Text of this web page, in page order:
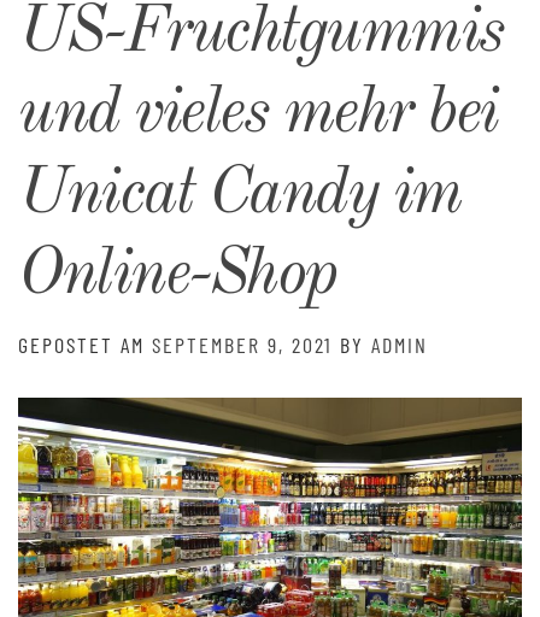
US-Fruchtgummis
und vieles mehr bei
Unicat Candy im
Online-Shop
GEPOSTET AM SEPTEMBER 9, 2021 BY ADMIN